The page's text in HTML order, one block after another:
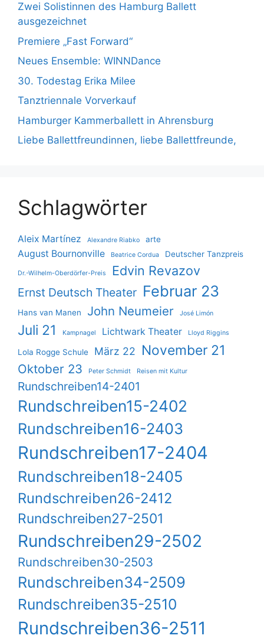
Zwei Solistinnen des Hamburg Ballett
ausgezeichnet
Premiere „Fast Forward“
Neues Ensemble: WINNDance
30. Todestag Erika Milee
Tanztriennale Vorverkauf
Hamburger Kammerballett in Ahrensburg
Liebe Ballettfreundinnen, liebe Ballettfreunde,
Schlagwörter
Aleix Martínez Alexandre Riabko arte
August Bournonville Beatrice Cordua Deutscher Tanzpreis
Dr.-Wilhelm-Oberdörfer-Preis Edvin Revazov
Ernst Deutsch Theater Februar 23
Hans van Manen John Neumeier José Limón
Juli 21 Kampnagel Lichtwark Theater Lloyd Riggins
Lola Rogge Schule März 22 November 21
Oktober 23 Peter Schmidt Reisen mit Kultur
Rundschreiben14-2401
Rundschreiben15-2402
Rundschreiben16-2403
Rundschreiben17-2404
Rundschreiben18-2405
Rundschreiben26-2412
Rundschreiben27-2501
Rundschreiben29-2502
Rundschreiben30-2503
Rundschreiben34-2509
Rundschreiben35-2510
Rundschreiben36-2511